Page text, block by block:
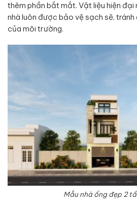
thêm phần bắt mắt. Vật liệu hiện đại
nhà luôn được bảo vệ sạch sẽ,
của môi trường.
Mẫu nhà ống đẹp 2